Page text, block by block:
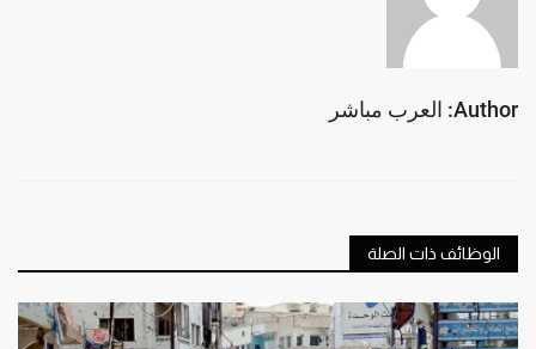
Author: العرب مباشر
الوظائف ذات الصلة